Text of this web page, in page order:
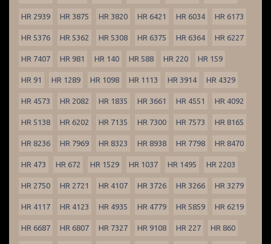
HR 2939 HR 3875 HR 3820 HR 6421 HR 6034 HR 6173
HR 5376 HR 5362 HR 5308 HR 6375 HR 6364 HR 6227
HR 7407 HR 981 HR 140 HR 588 HR 220 HR 159
HR 91 HR 1289 HR 1098 HR 1113 HR 3914 HR 4329
HR 4573 HR 2082 HR 1835 HR 3661 HR 4551 HR 4092
HR 5138 HR 6202 HR 7135 HR 7300 HR 7573 HR 8165
HR 8236 HR 7969 HR 8323 HR 8938 HR 7798 HR 8470
HR 473 HR 672 HR 1529 HR 1037 HR 1495 HR 2203
HR 2750 HR 2721 HR 4107 HR 3726 HR 3266 HR 3279
HR 4117 HR 4123 HR 4935 HR 4779 HR 5859 HR 6219
HR 6687 HR 6807 HR 7327 HR 9108 HR 227 HR 860